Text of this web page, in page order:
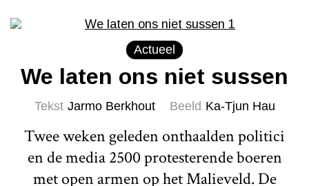
Actueel
We laten ons niet sussen
Tekst Jarmo Berkhout Beeld Ka-Tjun Hau
Twee weken geleden onthaalden politici
en de media 2500 protesterende boeren
met open armen op het Malieveld. De